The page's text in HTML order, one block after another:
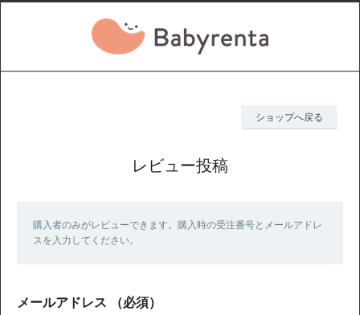
ショップへ戻る
レビュー投稿
購入者のみがレビューできます。購入時の受注番号とメールアドレ
スを入力してください。
メールアドレス （必須）